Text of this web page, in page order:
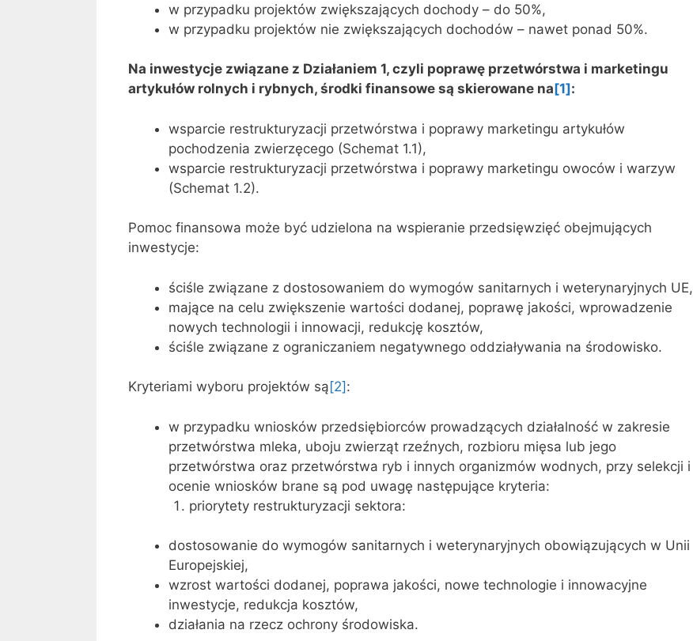
w przypadku projektów zwiększających dochody – do 50%,
w przypadku projektów nie zwiększających dochodów – nawet ponad 50%.
Na inwestycje związane z Działaniem 1, czyli poprawę przetwórstwa i marketingu
artykułów rolnych i rybnych, środki finansowe są skierowane na[1]:
wsparcie restrukturyzacji przetwórstwa i poprawy marketingu artykułów
pochodzenia zwierzęcego (Schemat 1.1),
wsparcie restrukturyzacji przetwórstwa i poprawy marketingu owoców i warzyw
(Schemat 1.2).
Pomoc finansowa może być udzielona na wspieranie przedsięwzięć obejmujących
inwestycje:
ściśle związane z dostosowaniem do wymogów sanitarnych i weterynaryjnych UE,
mające na celu zwiększenie wartości dodanej, poprawę jakości, wprowadzenie
nowych technologii i innowacji, redukcję kosztów,
ściśle związane z ograniczaniem negatywnego oddziaływania na środowisko.
Kryteriami wyboru projektów są [2] :
w przypadku wniosków przedsiębiorców prowadzących działalność w zakresie
przetwórstwa mleka, uboju zwierząt rzeźnych, rozbioru mięsa lub jego
przetwórstwa oraz przetwórstwa ryb i innych organizmów wodnych, przy selekcji i
ocenie wniosków brane są pod uwagę następujące kryteria:
priorytety restrukturyzacji sektora:
dostosowanie do wymogów sanitarnych i weterynaryjnych obowiązujących w Unii
Europejskiej,
wzrost wartości dodanej, poprawa jakości, nowe technologie i innowacyjne
inwestycje, redukcja kosztów,
działania na rzecz ochrony środowiska.